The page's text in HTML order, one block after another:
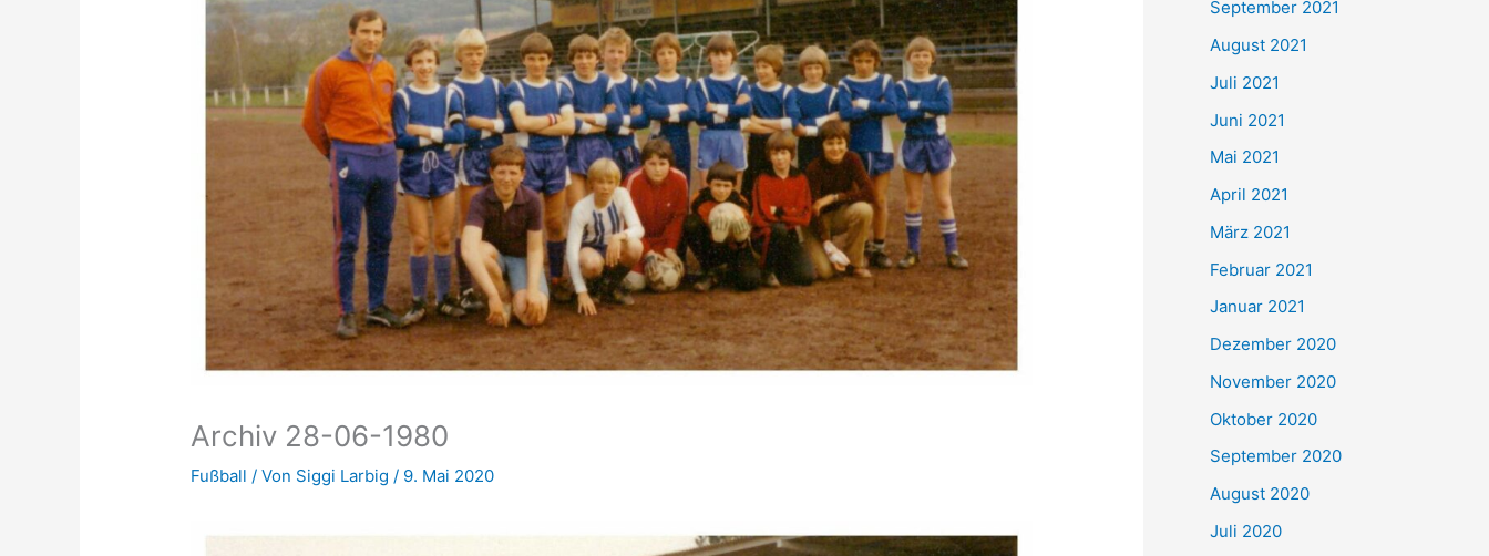
Archiv 28-06-1980
Fußball / Von Siggi Larbig/ 9. Mai 2020
h
:
September 2021
August 2021
Juli 2021
Juni 2021
Mai 2021
April 2021
März 2021
Februar 2021
Januar 2021
Dezember 2020
November 2020
Oktober 2020
September 2020
August 2020
Juli 2020